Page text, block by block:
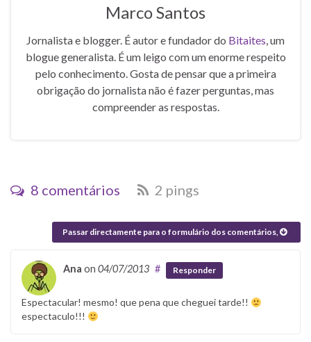
Marco Santos
Jornalista e blogger. É autor e fundador do Bitaites, um
blogue generalista. É um leigo com um enorme respeito
pelo conhecimento. Gosta de pensar que a primeira
obrigação do jornalista não é fazer perguntas, mas
compreender as respostas.
8 comentários 2 pings
Passar directamente para o formulário dos comentários,
Ana on 04/07/2013 # Responder
Espectacular! mesmo! que pena que cheguei tarde!!
espectaculo!!!